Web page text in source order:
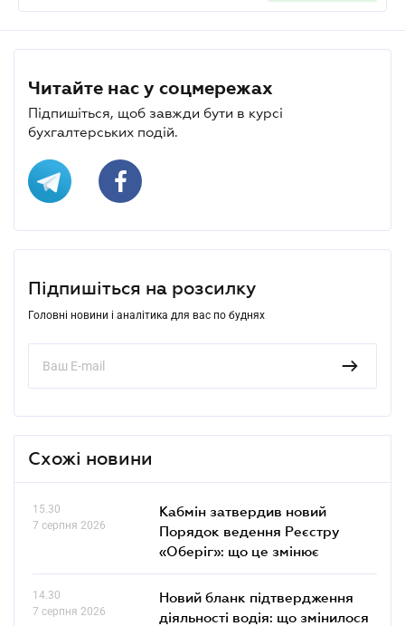
Читайте нас у соцмережах
Підпишіться, щоб завжди бути в курсі
бухгалтерських подій.
Підпишіться на розсилку
Головні новини і аналітика для вас по буднях
Схожі новини
15.30
7 серпня 2026
Кабмін затвердив новий
Порядок ведення Реєстру
«Оберіг»: що це змінює
14.30
7 серпня 2026
Новий бланк підтвердження
діяльності водія: що змінилося